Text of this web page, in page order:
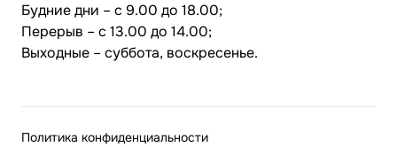
Будние дни – с 9.00 до 18.00;
Перерыв – с 13.00 до 14.00;
Выходные – суббота, воскресенье.
Политика конфиденциальности